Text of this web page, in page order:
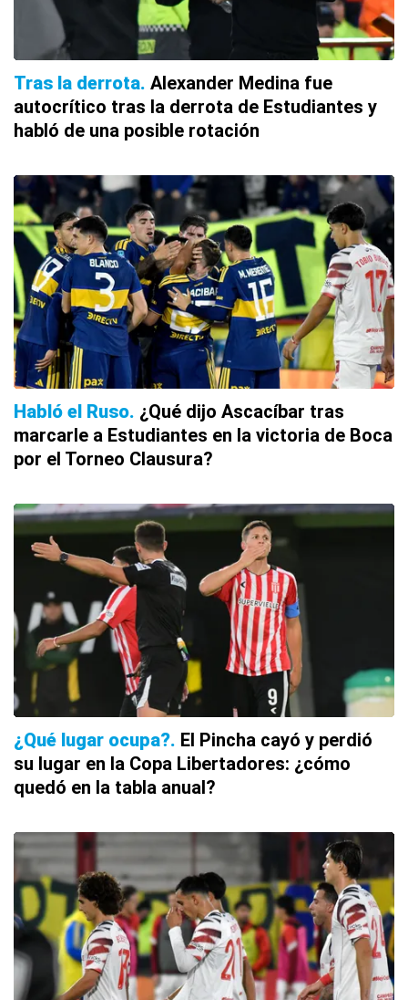
Tras la derrota Alexander Medina fue
autocrítico tras la derrota de Estudiantes y
habló de una posible rotación
Habló el Ruso ¿Qué dijo Ascacíbar tras
marcarle a Estudiantes en la victoria de Boca
por el Torneo Clausura?
¿Qué lugar ocupa? El Pincha cayó y perdió
su lugar en la Copa Libertadores: ¿cómo
quedó en la tabla anual?